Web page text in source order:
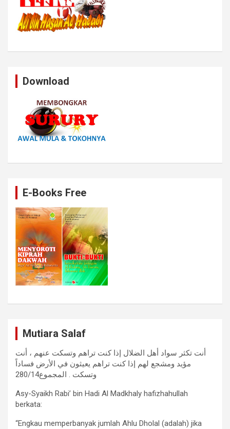
Download
E-Books Free
Mutiara Salaf
أنت تكثر سواد أهل الضلال إذا كنت تراهم وتسكت عنهم ، أنت
مؤيد ومشجع لهم إذا كنت تراهم يعيثون في الأرض فساداً
وتسكت . المجموع280/14
Asy-Syaikh Rabi’ bin Hadi Al Madkhaly hafizhahullah
berkata:
“Engkau memperbanyak jumlah Ahlu Dholal (adalah) jika